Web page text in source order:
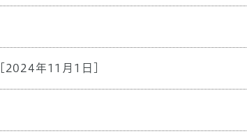
[2024年11月1日]